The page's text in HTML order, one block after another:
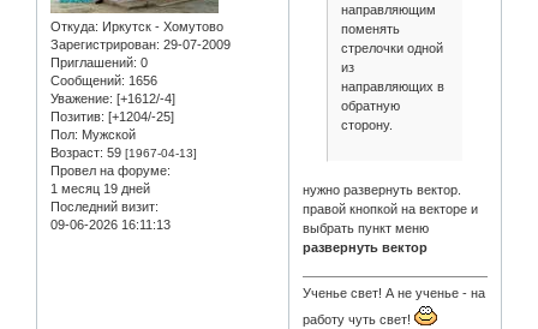
Откуда: Иркутск - Хомутово
Зарегистрирован: 29-07-2009
Приглашений: 0
Сообщений: 1656
Уважение: [+1612/-4]
Позитив: [+1204/-25]
Пол: Мужской
Возраст: 59 [1967-04-13]
Провел на форуме:
1 месяц 19 дней
Последний визит:
09-06-2026 16:11:13
направляющим
поменять
стрелочки одной
из
направляющих в
обратную
сторону.
нужно развернуть вектор.
правой кнопкой на векторе и
выбрать пункт меню
развернуть вектор
Ученье свет! А не ученье - на
работу чуть свет!